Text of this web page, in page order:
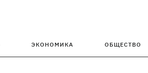
ЭКОНОМИКА ОБЩЕСТВО